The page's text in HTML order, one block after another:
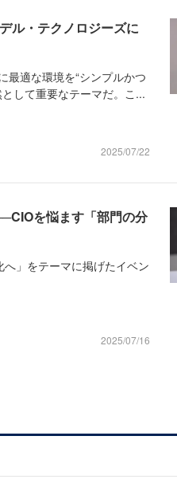
ル・テクノロジーズに
適な環境を“シンプルかつ
して重要なテーマだ。こ...
2025/07/22
を悩ます「部門の分
」をテーマに掲げたイベン
2025/07/16